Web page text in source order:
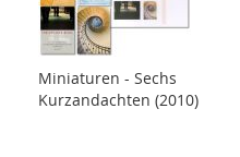
Miniaturen - Sechs
Kurzandachten (2010)